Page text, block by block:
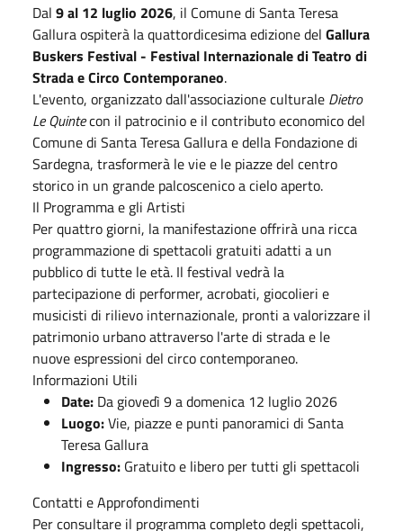
Dal 9 al 12 luglio 2026, il Comune di Santa Teresa
Gallura ospiterà la quattordicesima edizione del Gallura
Buskers Festival - Festival Internazionale di Teatro di
Strada e Circo Contemporaneo.
L'evento, organizzato dall'associazione culturale Dietro
Le Quintecon il patrocinio e il contributo economico del
Comune di Santa Teresa Gallura e della Fondazione di
Sardegna, trasformerà le vie e le piazze del centro
storico in un grande palcoscenico a cielo aperto.
Il Programma e gli Artisti
Per quattro giorni, la manifestazione offrirà una ricca
programmazione di spettacoli gratuiti adatti a un
pubblico di tutte le età. Il festival vedrà la
partecipazione di performer, acrobati, giocolieri e
musicisti di rilievo internazionale, pronti a valorizzare il
patrimonio urbano attraverso l'arte di strada e le
nuove espressioni del circo contemporaneo.
Informazioni Utili
Date: Da giovedì 9 a domenica 12 luglio 2026
Luogo:Vie, piazze e punti panoramici di Santa
Teresa Gallura
Ingresso: Gratuito e libero per tutti gli spettacoli
Contatti e Approfondimenti
Per consultare il programma completo degli spettacoli,